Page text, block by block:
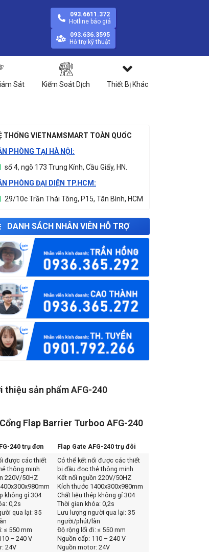
093.6611.372
Hotline báo giá
093.636.3595
Hỗ trợ kỹ thuật
Sát Kiểm Soát Dịch Thiết Bị Khác
THỐNG VIETNAMSMART TOÀN QUỐC
PHÒNG TẠI HÀ NỘI:
số 4, ngõ 173 Trung Kính, Cầu Giấy, HN.
PHÒNG ĐẠI DIỆN TP.HCM:
29/10c Trần Thái Tông, P15, Tân Bình, HCM
DANH SÁCH NHÂN VIÊN HỖ TRỢ
thiệu sản phẩm AFG-240
Flap Barrier Turboo AFG-240
240 trụ đơn
Flap Gate AFG-240 trụ đôi
được các thiết
thông minh
220V/50HZ
không gỉ 304
0,2s
qua lại: 35
≤ 550 mm
– 240 V
24V
Có thể kết nối được các thiết
bị đầu đọc thẻ thông minh
Kết nối nguồn 220V/50HZ
Kích thước 1400x300x980mm
Chất liệu thép không gỉ 304
Thời gian khóa: 0,2s
Lưu lượng người qua lại: 35
người/phút/làn
Độ rộng lối đi: ≤ 550 mm
Nguồn cấp: 110 – 240 V
Nguồn motor: 24V